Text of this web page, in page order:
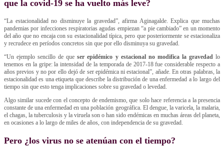
que la covid-19 se ha vuelto más leve?
“La estacionalidad no disminuye la gravedad”, afirma Aginagalde. Explica que muchas
pandemias por infecciones respiratorias agudas empiezan “a pie cambiado” en un momento
del año que no encaja con su estacionalidad típica, pero que posteriormente se estacionaliza
y recrudece en períodos concretos sin que por ello disminuya su gravedad.
“Un ejemplo sencillo de queser epidémico y estacional no modifica la gravedadlo
tenemos en la gripe: la intensidad de la temporada de 2017-18 fue considerable respecto a
años previos y no por ello dejó de ser epidémica ni estacional”, añade. En otras palabras, la
estacionalidad es una etiqueta que describe la distribución de una enfermedad a lo largo del
tiempo sin que esto tenga implicaciones sobre su gravedad o levedad.
Algo similar sucede con el concepto de endemismo, que solo hace referencia a la presencia
constante de una enfermedad en una población geográfica. El dengue, la varicela, la malaria,
el chagas, la tuberculosis y la viruela son o han sido endémicas en muchas áreas del planeta,
en ocasiones a lo largo de miles de años, con independencia de su gravedad.
Pero ¿los virus no se atenúan con el tiempo?